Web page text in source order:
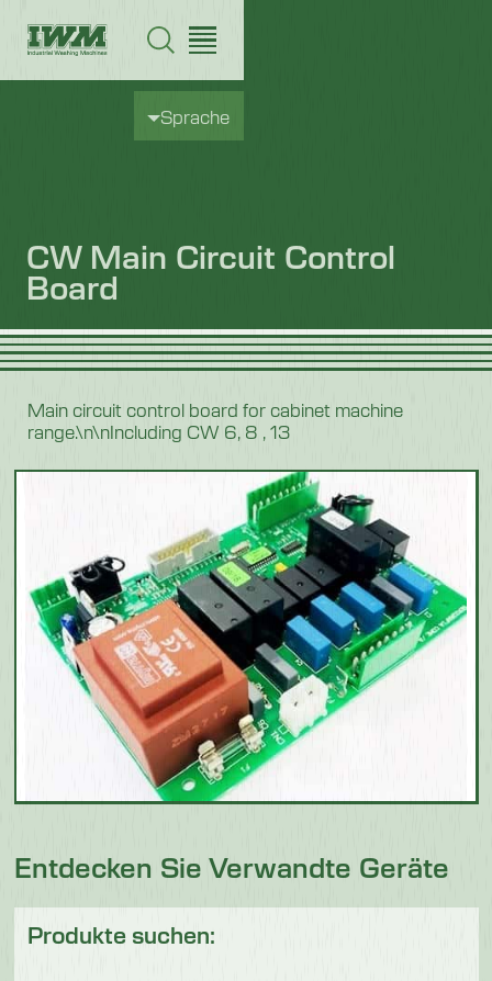
Sprache
CW Main Circuit Control
Board
Main circuit control board for cabinet machine
range.\n\nIncluding CW 6, 8 , 13
Entdecken Sie Verwandte Geräte
Produkte suchen: